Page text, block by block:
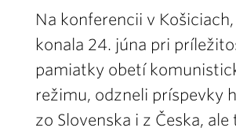
Na konferencii v
konala 24. júna pri
pamiatky obetí
režimu, odzneli príspevky
zo Slovenska i z Česka,